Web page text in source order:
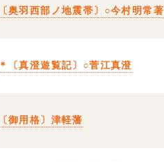
〔奥羽西部ノ地震帯〕○今村明常著
＊〔真澄遊覧記〕○菅江真澄
〔御用格〕津軽藩